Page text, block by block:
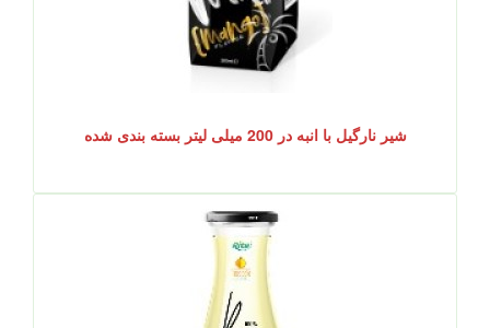
شیر نارگیل با انبه در 200 میلی لیتر بسته بندی شده